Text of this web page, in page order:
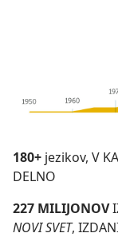
180+ jezikov, V
DELNO
227 MILIJONOV
NOVI SVET,